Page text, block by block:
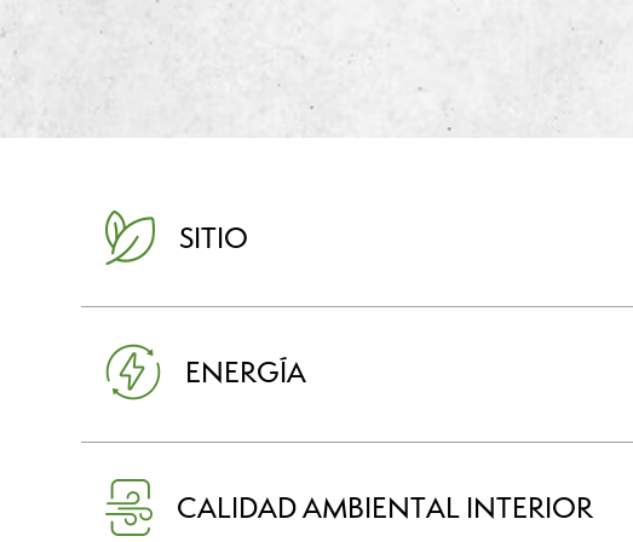
SITIO
ENERGÍA
CALIDAD AMBIENTAL INTERIOR